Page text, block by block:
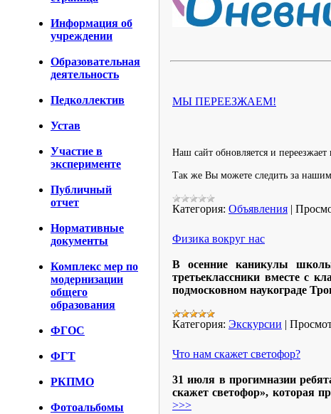
Информация об
учреждении
Образовательная
деятельность
Педколлектив
Устав
Участие в
эксперименте
Публичный
отчет
Нормативные
документы
Комплекс мер по
модернизации
общего
образования
ФГОС
ФГТ
РКПМО
Фотоальбомы
МЫ ПЕРЕЕЗЖАЕМ!
Наш сайт обновляется и
Так же Вы можете следить за
Категория: Объявления |
Физика вокруг нас
В осенние каникулы
третьеклассники вместе с
подмосковном наукограде
Категория: Экскурсии |
Что нам скажет светофор?
31 июля в прогимназии
скажет светофор», которая
>>>